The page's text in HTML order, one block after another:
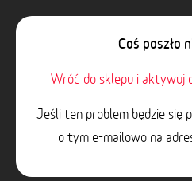
Coś poszło
Wróć do sklepu i aktywuj
Jeśli ten problem będzie się
o tym e-mailowo na